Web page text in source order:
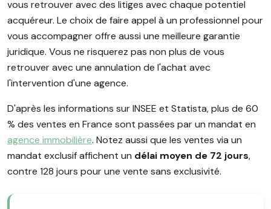
vous retrouver avec des litiges avec chaque potentiel
acquéreur. Le choix de faire appel à un professionnel pour
vous accompagner offre aussi une meilleure garantie
juridique. Vous ne risquerez pas non plus de vous
retrouver avec une annulation de l'achat avec
l'intervention d'une agence.
D'après les informations sur INSEE et Statista, plus de 60
% des ventes en France sont passées par un mandat en
agence immobilière. Notez aussi que les ventes via un
mandat exclusif affichent un délai moyen de 72 jours,
contre 128 jours pour une vente sans exclusivité.